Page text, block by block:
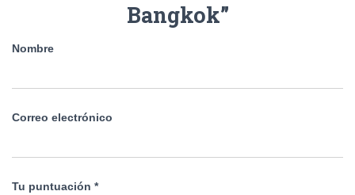
Bangkok”
Nombre
Correo electrónico
Tu puntuación *